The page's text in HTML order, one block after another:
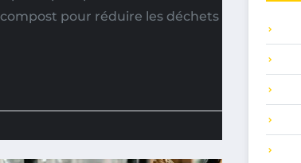
pour réduire les déchets